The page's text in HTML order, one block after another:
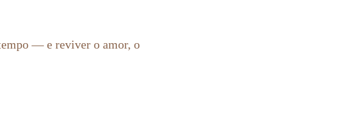
— e reviver o amor, o